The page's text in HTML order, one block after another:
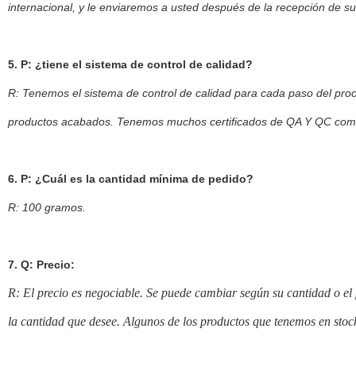
internacional, y le enviaremos a usted después de la recepción de
5. P: ¿tiene el sistema de control de calidad?
R: Tenemos el sistema de control de calidad para cada paso del
productos acabados. Tenemos muchos certificados de QA Y QC
6. P: ¿Cuál es la cantidad mínima de pedido?
R: 100 gramos.
7. Q: Precio:
R: El precio es negociable. Se puede cambiar según su cantidad o
la cantidad que desee. Algunos de los productos que tenemos en